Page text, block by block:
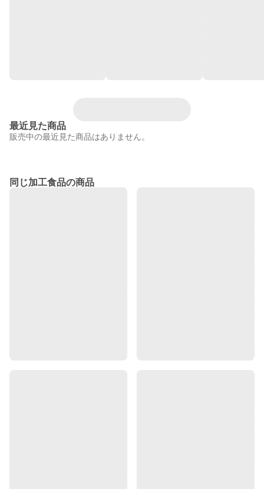
最近見た商品
販売中の最近見た商品はありません。
同じ加工食品の商品